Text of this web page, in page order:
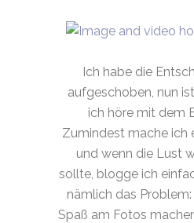
Ich habe die
aufgeschoben, nun
ich höre mit dem
Zumindest mache ich
und wenn die Lust
sollte, blogge ich
nämlich das
Spaß am Fotos